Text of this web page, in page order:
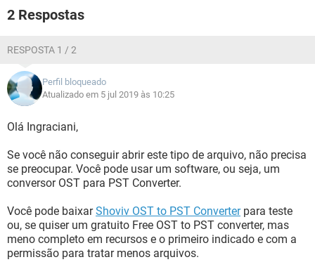
2 Respostas
RESPOSTA 1 / 2
Perfil bloqueado
Atualizado em 5 jul 2019 às 10:25
Olá Ingraciani,
Se você não conseguir abrir este tipo de arquivo, não precisa
se preocupar. Você pode usar um software, ou seja, um
conversor OST para PST Converter.
Você pode baixarShoviv OST to PST Converterpara teste
ou, se quiser um gratuito Free OST to PST converter, mas
meno completo em recursos e o primeiro indicado e com a
permissão para tratar menos arquivos.